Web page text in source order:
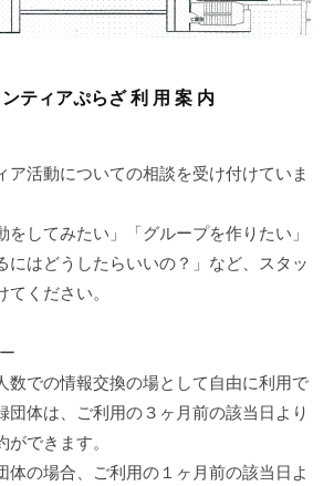
ティアぷらざ 利 用 案 内
ア活動についての相談を受け付けていま
をしてみたい」「グループを作りたい」
にはどうしたらいいの？」など、スタッ
ください。
数での情報交換の場として自由に利用で
団体は、ご利用の３ヶ月前の該当日より
できます。
体の場合、ご利用の１ヶ月前の該当日よ